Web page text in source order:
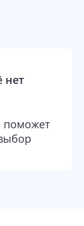
нет
поможет